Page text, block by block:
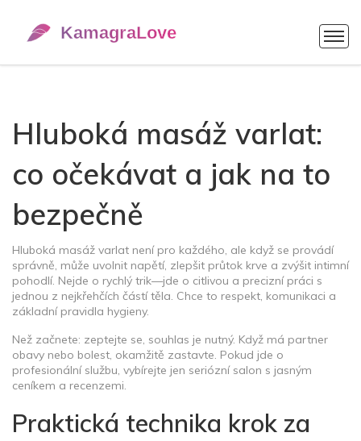
Hluboká masáž varlat:
co očekávat a jak na to
bezpečně
Hluboká masáž varlat není pro každého, ale když se provádí
správně, může uvolnit napětí, zlepšit průtok krve a zvýšit intimní
pohodlí. Nejde o rychlý trik—jde o citlivou a precizní práci s
jednou z nejkřehčích částí těla. Chce to respekt, komunikaci a
základní pravidla hygieny.
Než začnete: zeptejte se, souhlas je nutný. Když má partner
obavy nebo bolest, okamžitě zastavte. Pokud jde o
profesionální službu, vybírejte jen seriózní salon s jasným
ceníkem a recenzemi.
Praktická technika krok za